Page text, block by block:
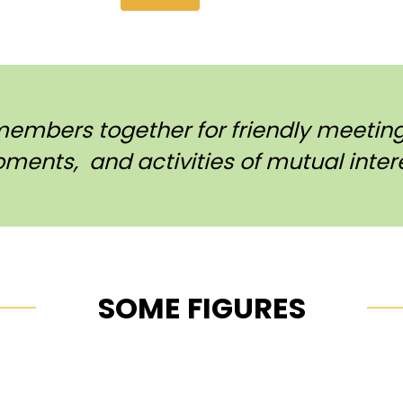
together for friendly
and activities of mutual
SOME FIGURES